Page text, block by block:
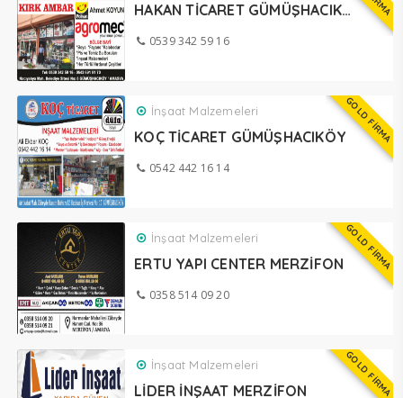
HAKAN TİCARET GÜMÜŞHACIKÖY
0539 342 59 16
GOLD FİRMA
İnşaat Malzemeleri
KOÇ TİCARET GÜMÜŞHACIKÖY
0542 442 16 14
GOLD FİRMA
İnşaat Malzemeleri
ERTU YAPI CENTER MERZİFON
0358 514 09 20
GOLD FİRMA
İnşaat Malzemeleri
LİDER İNŞAAT MERZİFON